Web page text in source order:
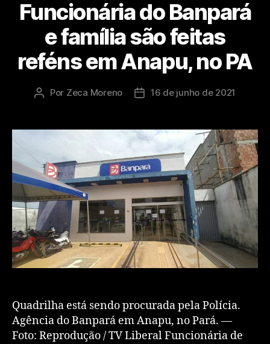
Funcionária do Banpará
e família são feitas
reféns em Anapu, no PA
Por Zeca Moreno 16 de junho de 2021
Quadrilha está sendo procurada pela Polícia.
Agência do Banpará em Anapu, no Pará. —
Foto: Reprodução / TV Liberal Funcionária de